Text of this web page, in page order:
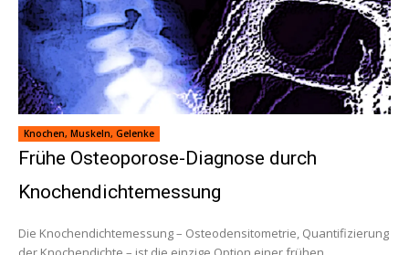
Knochen, Muskeln, Gelenke
Frühe Osteoporose-Diagnose durch
Knochendichtemessung
Die Knochendichtemessung – Osteodensitometrie, Quantifizierung